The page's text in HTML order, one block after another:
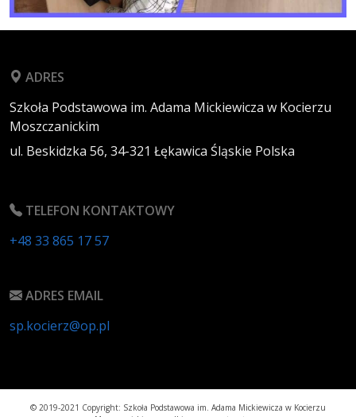
ADRES
Szkoła Podstawowa im. Adama Mickiewicza w Kocierzu
Moszczanickim
ul. Beskidzka 56, 34-321 Łękawica Śląskie Polska
TELEFON KONTAKTOWY
+48 33 865 17 57
ADRES EMAIL
sp.kocierz@op.pl
© 2019-2021 Copyright: Szkoła Podstawowa im. Adama Mickiewicza w Kocierzu